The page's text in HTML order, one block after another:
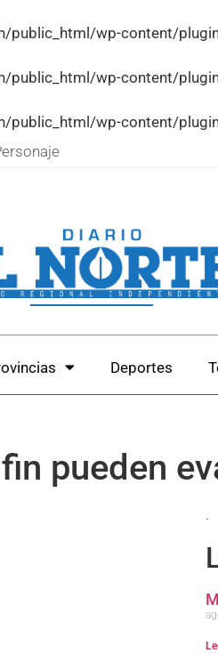
public_html/wp-content/
public_html/wp-content/
public_html/wp-content/
Deportes
pueden
.